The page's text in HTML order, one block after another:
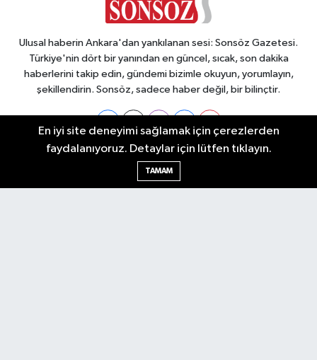
Ulusal haberin Ankara'dan yankılanan sesi: Sonsöz Gazetesi.
Türkiye'nin dört bir yanından en güncel, sıcak, son dakika
haberlerini takip edin, gündemi bizimle okuyun, yorumlayın,
şekillendirin. Sonsöz, sadece haber değil, bir bilinçtir.
Ankara Nöbetçi Eczaneler
En iyi site deneyimi sağlamak için çerezlerden
faydalanıyoruz. Detaylar için lütfen tıklayın.
TAMAM